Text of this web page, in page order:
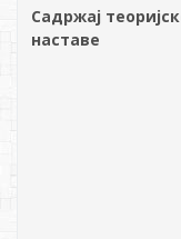
Садржај
наставе